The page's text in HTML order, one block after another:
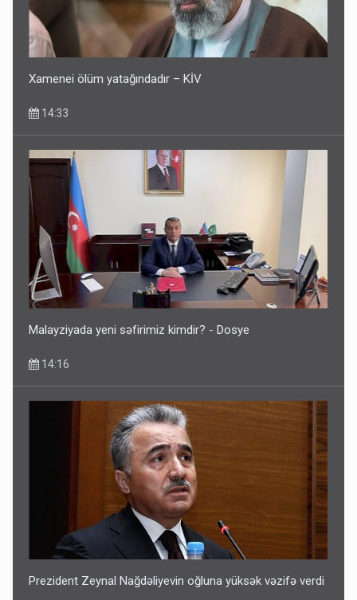
Xamenei ölüm yatağındadır – KİV
14:33
Malayziyada yeni səfirimiz kimdir? - Dosye
14:16
Prezident Zeynal Nağdəliyevin oğluna yüksək vəzifə verdi